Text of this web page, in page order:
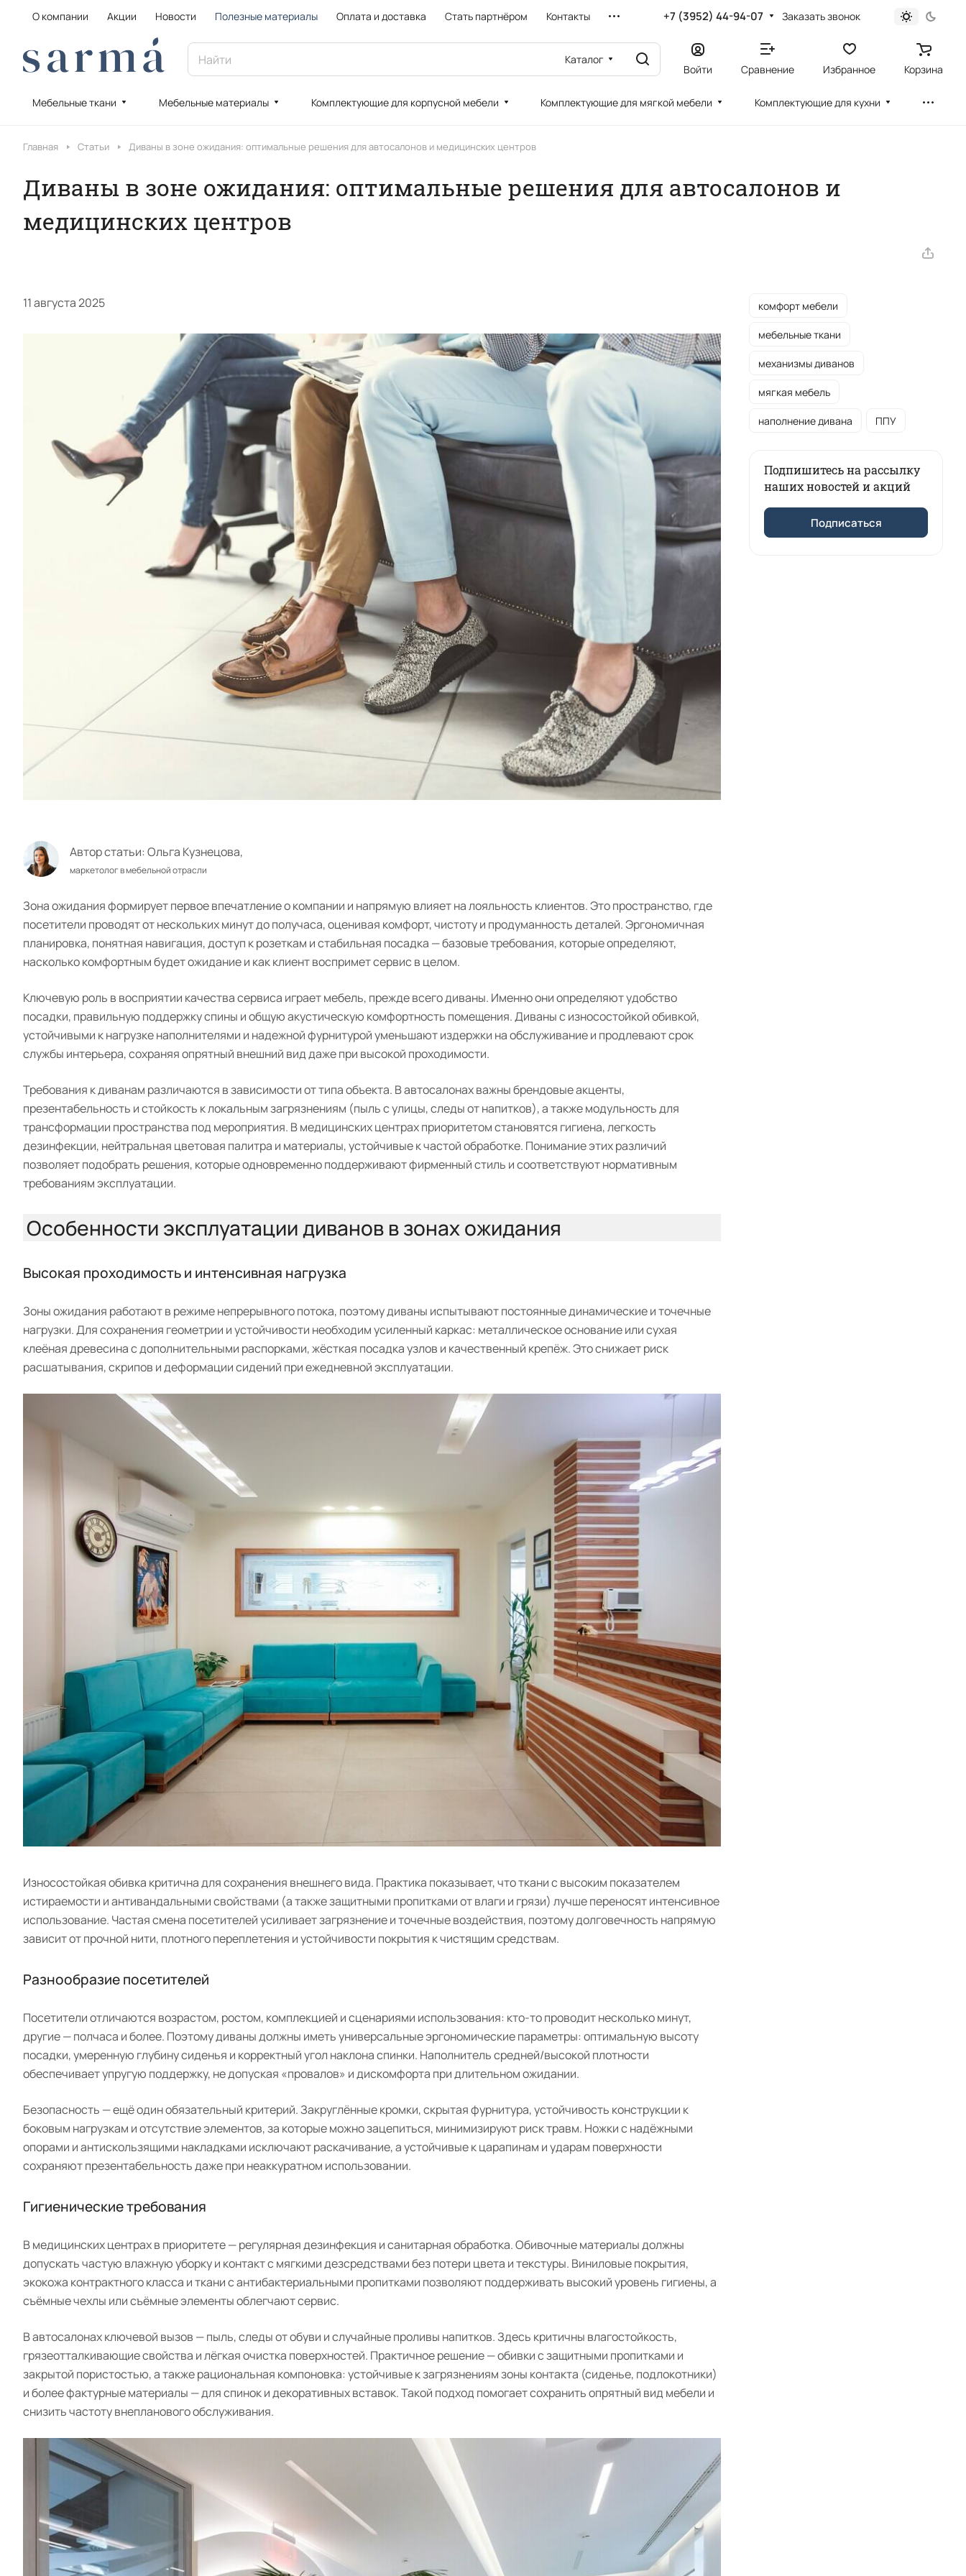
О компании Акции Новости Полезные материалы Оплата и доставка Стать партнёром Контакты +7 (3952) 44-94-07 Заказать звонок
Каталог
Войти Сравнение Избранное Корзина
Мебельные ткани Мебельные материалы Комплектующие для корпусной мебели Комплектующие для мягкой мебели Комплектующие для кухни
Главная Статьи Диваны в зоне ожидания: оптимальные решения для автосалонов и медицинских центров
Диваны в зоне ожидания: оптимальные решения для автосалонов и
медицинских центров
11 августа 2025
Автор статьи:Ольга Кузнецова,
маркетолог в мебельной отрасли
Зона ожидания формирует первое впечатление о компании и напрямую влияет на лояльность клиентов. Это пространство, где
посетители проводят от нескольких минут до получаса, оценивая комфорт, чистоту и продуманность деталей. Эргономичная
планировка, понятная навигация, доступ к розеткам и стабильная посадка — базовые требования, которые определяют,
насколько комфортным будет ожидание и как клиент воспримет сервис в целом.
Ключевую роль в восприятии качества сервиса играет мебель, прежде всего диваны. Именно они определяют удобство
посадки, правильную поддержку спины и общую акустическую комфортность помещения. Диваны с износостойкой обивкой,
устойчивыми к нагрузке наполнителями и надежной фурнитурой уменьшают издержки на обслуживание и продлевают срок
службы интерьера, сохраняя опрятный внешний вид даже при высокой проходимости.
Требования к диванам различаются в зависимости от типа объекта. В автосалонах важны брендовые акценты,
презентабельность и стойкость к локальным загрязнениям (пыль с улицы, следы от напитков), а также модульность для
трансформации пространства под мероприятия. В медицинских центрах приоритетом становятся гигиена, легкость
дезинфекции, нейтральная цветовая палитра и материалы, устойчивые к частой обработке. Понимание этих различий
позволяет подобрать решения, которые одновременно поддерживают фирменный стиль и соответствуют нормативным
требованиям эксплуатации.
Особенности эксплуатации диванов в зонах ожидания
Высокая проходимость и интенсивная нагрузка
Зоны ожидания работают в режиме непрерывного потока, поэтому диваны испытывают постоянные динамические и точечные
нагрузки. Для сохранения геометрии и устойчивости необходим усиленный каркас: металлическое основание или сухая
клеёная древесина с дополнительными распорками, жёсткая посадка узлов и качественный крепёж. Это снижает риск
расшатывания, скрипов и деформации сидений при ежедневной эксплуатации.
Износостойкая обивка критична для сохранения внешнего вида. Практика показывает, что ткани с высоким показателем
истираемости и антивандальными свойствами (а также защитными пропитками от влаги и грязи) лучше переносят интенсивное
использование. Частая смена посетителей усиливает загрязнение и точечные воздействия, поэтому долговечность напрямую
зависит от прочной нити, плотного переплетения и устойчивости покрытия к чистящим средствам.
Разнообразие посетителей
Посетители отличаются возрастом, ростом, комплекцией и сценариями использования: кто-то проводит несколько минут,
другие — полчаса и более. Поэтому диваны должны иметь универсальные эргономические параметры: оптимальную высоту
посадки, умеренную глубину сиденья и корректный угол наклона спинки. Наполнитель средней/высокой плотности
обеспечивает упругую поддержку, не допуская «провалов» и дискомфорта при длительном ожидании.
Безопасность — ещё один обязательный критерий. Закруглённые кромки, скрытая фурнитура, устойчивость конструкции к
боковым нагрузкам и отсутствие элементов, за которые можно зацепиться, минимизируют риск травм. Ножки с надёжными
опорами и антискользящими накладками исключают раскачивание, а устойчивые к царапинам и ударам поверхности
сохраняют презентабельность даже при неаккуратном использовании.
Гигиенические требования
В медицинских центрах в приоритете — регулярная дезинфекция и санитарная обработка. Обивочные материалы должны
допускать частую влажную уборку и контакт с мягкими дезсредствами без потери цвета и текстуры. Виниловые покрытия,
экокожа контрактного класса и ткани с антибактериальными пропитками позволяют поддерживать высокий уровень гигиены, а
съёмные чехлы или съёмные элементы облегчают сервис.
В автосалонах ключевой вызов — пыль, следы от обуви и случайные проливы напитков. Здесь критичны влагостойкость,
грязеотталкивающие свойства и лёгкая очистка поверхностей. Практичное решение — обивки с защитными пропитками и
закрытой пористостью, а также рациональная компоновка: устойчивые к загрязнениям зоны контакта (сиденье, подлокотники)
и более фактурные материалы — для спинок и декоративных вставок. Такой подход помогает сохранить опрятный вид мебели и
снизить частоту внепланового обслуживания.
комфорт мебели
мебельные ткани
механизмы диванов
мягкая мебель
наполнение дивана ППУ
Подпишитесь на рассылку
наших новостей и акций
Подписаться